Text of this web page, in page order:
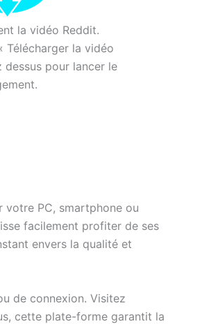
la vidéo Reddit.
Télécharger la vidéo
pour lancer le
PC, smartphone ou
facilement profiter de ses
envers la qualité et
de connexion. Visitez
cette plate-forme garantit la